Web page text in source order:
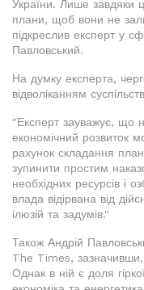
України. Лише завдяки
плани, щоб вони не
підкреслив експерт у
Павловський.
На думку експерта,
відволіканням
"Експерт зауважує, що
економічний розвиток
рахунок складання
зупинити простим
необхідних ресурсів і
влада відірвана від
ілюзій та задумів."
Також Андрій
The Times,
Однак в ній є доля